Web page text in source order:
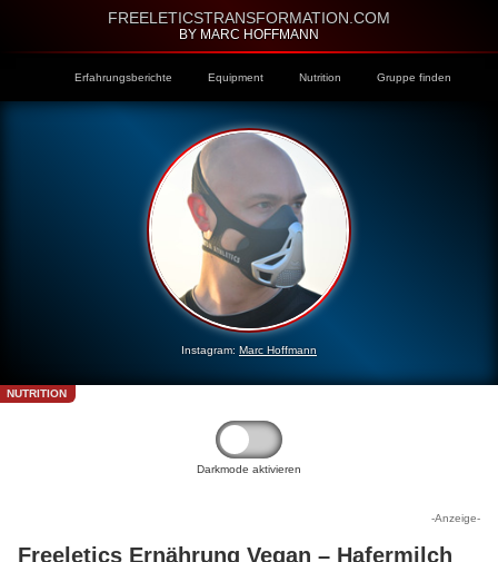
FREELETICSTRANSFORMATION.COM
BY MARC HOFFMANN
Erfahrungsberichte Equipment Nutrition Gruppe finden
Instagram: Marc Hoffmann
NUTRITION
Darkmode aktivieren
-Anzeige-
Freeletics Ernährung Vegan – Hafermilch